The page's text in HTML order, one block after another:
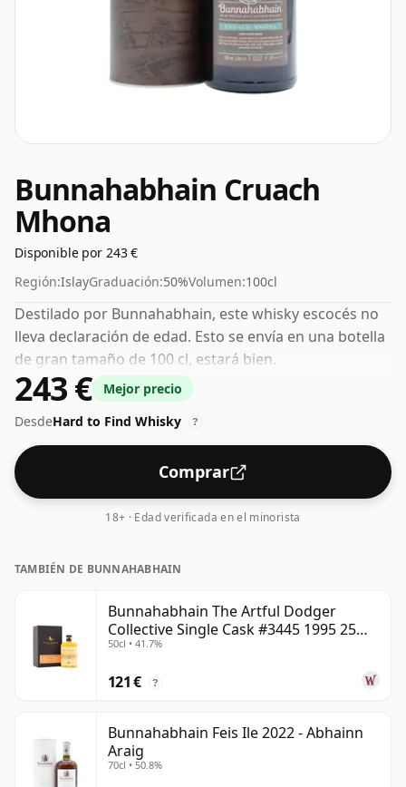
Bunnahabhain Cruach
Mhona
Disponible por 243 €
Región:IslayGraduación:50%Volumen:100cl
Destilado por Bunnahabhain, este whisky escocés no
lleva declaración de edad. Esto se envía en una botella
de gran tamaño de 100 cl, estará bien.
243 €
Mejor precio
DesdeHard to Find Whisky ?
Comprar
18+ · Edad verificada en el minorista
TAMBIÉN DE BUNNAHABHAIN
Bunnahabhain The Artful Dodger
Collective Single Cask #3445 1995 25
años
50cl • 41.7%
121 € ?
Bunnahabhain Feis Ile 2022 - Abhainn
Araig
70cl • 50.8%